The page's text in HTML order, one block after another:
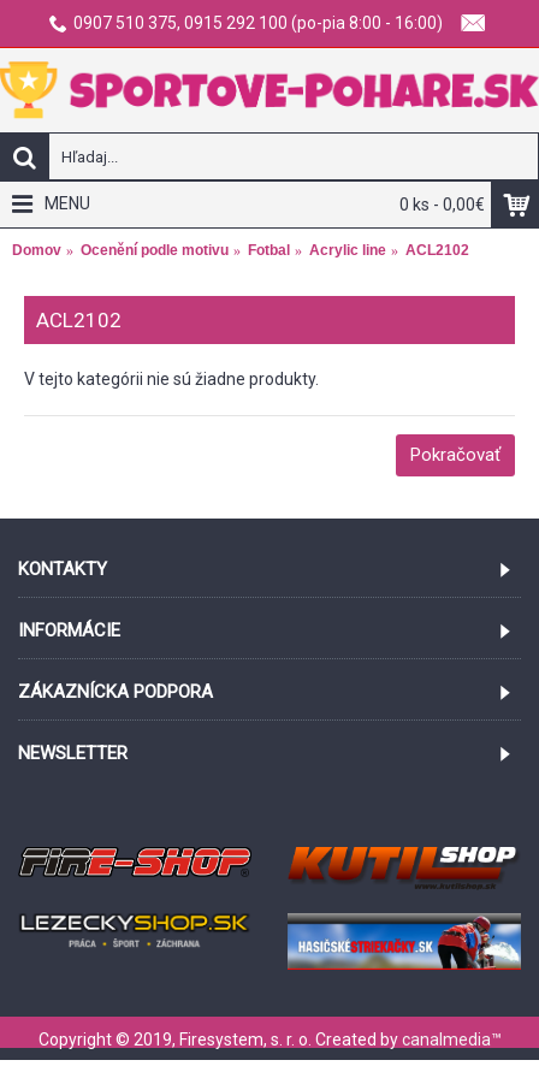
0907 510 375, 0915 292 100 (po-pia 8:00 - 16:00)
0 ks - 0,00€
MENU
Domov Ocenění podle motivu Fotbal Acrylic line ACL2102
ACL2102
V tejto kategórii nie sú žiadne produkty.
Pokračovať
KONTAKTY
INFORMÁCIE
ZÁKAZNÍCKA PODPORA
NEWSLETTER
Copyright © 2019, Firesystem, s. r. o. Created bycanalmedia™